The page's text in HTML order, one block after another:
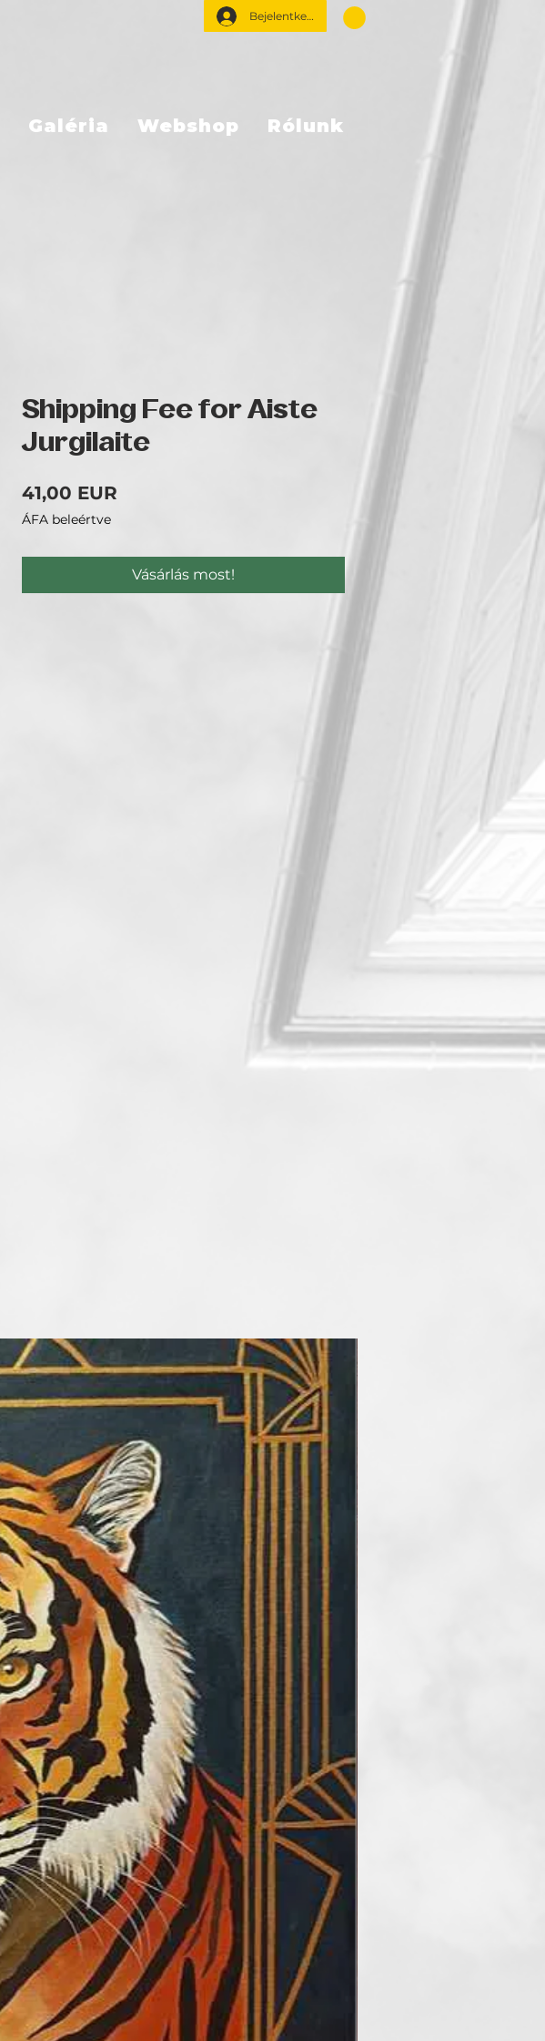
Bejelentkezés
Galéria Webshop Rólunk
Shipping Fee for Aiste
Jurgilaite
41,00 EUR
ÁFA beleértve
Vásárlás most!